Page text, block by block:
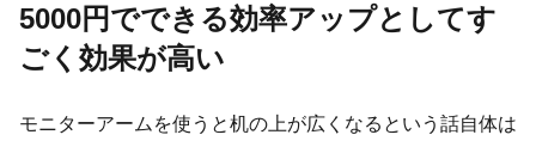
5000円でできる効率アップとしてす
ごく効果が高い
モニターアームを使うと机の上が広くなるという話自体は